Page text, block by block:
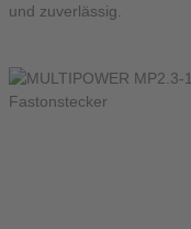
und zuverlässig.
Bildergalerie überspringen